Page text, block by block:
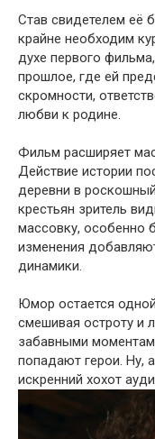
Став свидетелем её
крайне необходим
духе первого
прошлое, где ей
скромности,
любви к родине.
Фильм расширяет
Действие истории
деревни в
крестьян зритель
массовку, особенно
изменения
динамики.
Юмор остается
смешивая остроту и
забавными
попадают герои. Ну,
искренний хохот